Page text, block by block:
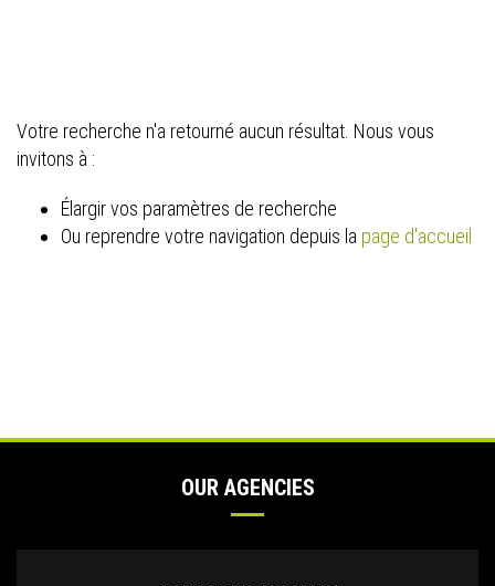
Votre recherche n'a retourné aucun résultat. Nous vous
invitons à :
Élargir vos paramètres de recherche
Ou reprendre votre navigation depuis la page d'accueil
OUR AGENCIES